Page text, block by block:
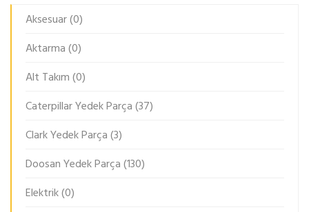
Aksesuar(0)
Aktarma(0)
Alt Takım(0)
Caterpillar Yedek Parça(37)
Clark Yedek Parça(3)
Doosan Yedek Parça(130)
Elektrik(0)